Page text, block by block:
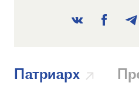
Патриарх